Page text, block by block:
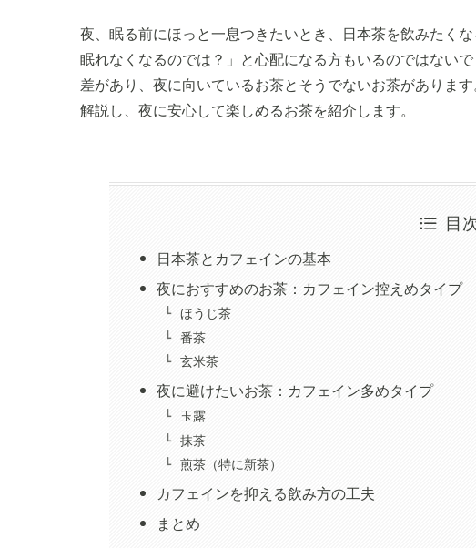
夜、眠る前にほっと一息つきたいとき、日本茶を飲みたく
眠れなくなるのでは？」と心配になる方もいるのではない
差があり、夜に向いているお茶とそうでないお茶がありま
解説し、夜に安心して楽しめるお茶を紹介します。
目
日本茶とカフェインの基本
夜におすすめのお茶：カフェイン控えめタイプ
ほうじ茶
番茶
玄米茶
夜に避けたいお茶：カフェイン多めタイプ
玉露
抹茶
煎茶（特に新茶）
カフェインを抑える飲み方の工夫
まとめ